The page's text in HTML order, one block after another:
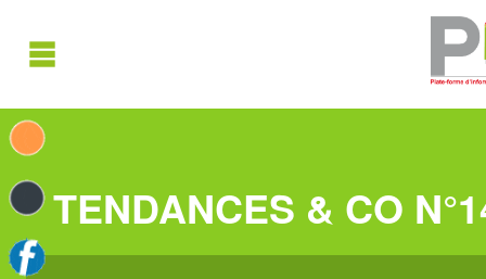
TENDANCES & CO